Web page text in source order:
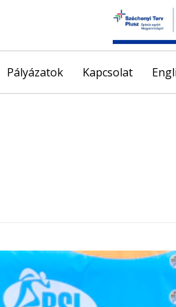
to
Pályázatok Kapcsolat